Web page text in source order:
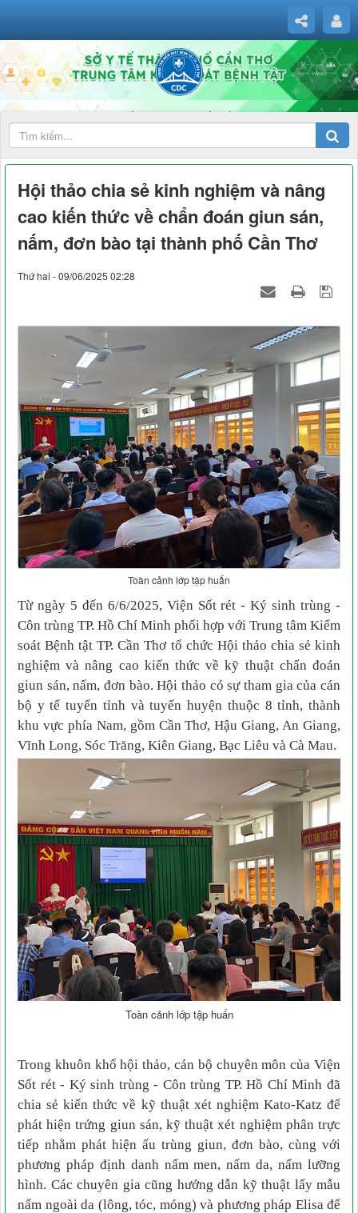
Hội thảo chia sẻ kinh nghiệm và nâng
cao kiến thức về chẩn đoán giun sán,
nấm, đơn bào tại thành phố Cần Thơ
Thứ hai - 09/06/2025 02:28
Toàn cảnh lớp tập huấn
Từ ngày 5 đến 6/6/2025, Viện Sốt rét - Ký sinh trùng -
Côn trùng TP. Hồ Chí Minh phối hợp với Trung tâm Kiểm
soát Bệnh tật TP. Cần Thơ tổ chức Hội thảo chia sẻ kinh
nghiệm và nâng cao kiến thức về kỹ thuật chẩn đoán
giun sán, nấm, đơn bào. Hội thảo có sự tham gia của cán
bộ y tế tuyến tỉnh và tuyến huyện thuộc 8 tỉnh, thành
khu vực phía Nam, gồm Cần Thơ, Hậu Giang, An Giang,
Vĩnh Long, Sóc Trăng, Kiên Giang, Bạc Liêu và Cà Mau.
Toàn cảnh lớp tập huấn
Trong khuôn khổ hội thảo, cán bộ chuyên môn của Viện
Sốt rét - Ký sinh trùng - Côn trùng TP. Hồ Chí Minh đã
chia sẻ kiến thức về kỹ thuật xét nghiệm Kato-Katz để
phát hiện trứng giun sán, kỹ thuật xét nghiệm phân trực
tiếp nhằm phát hiện ấu trùng giun, đơn bào, cùng với
phương pháp định danh nấm men, nấm da, nấm lưỡng
hình. Các chuyên gia cũng hướng dẫn kỹ thuật lấy mẫu
nấm ngoài da (lông, tóc, móng) và phương pháp Elisa để